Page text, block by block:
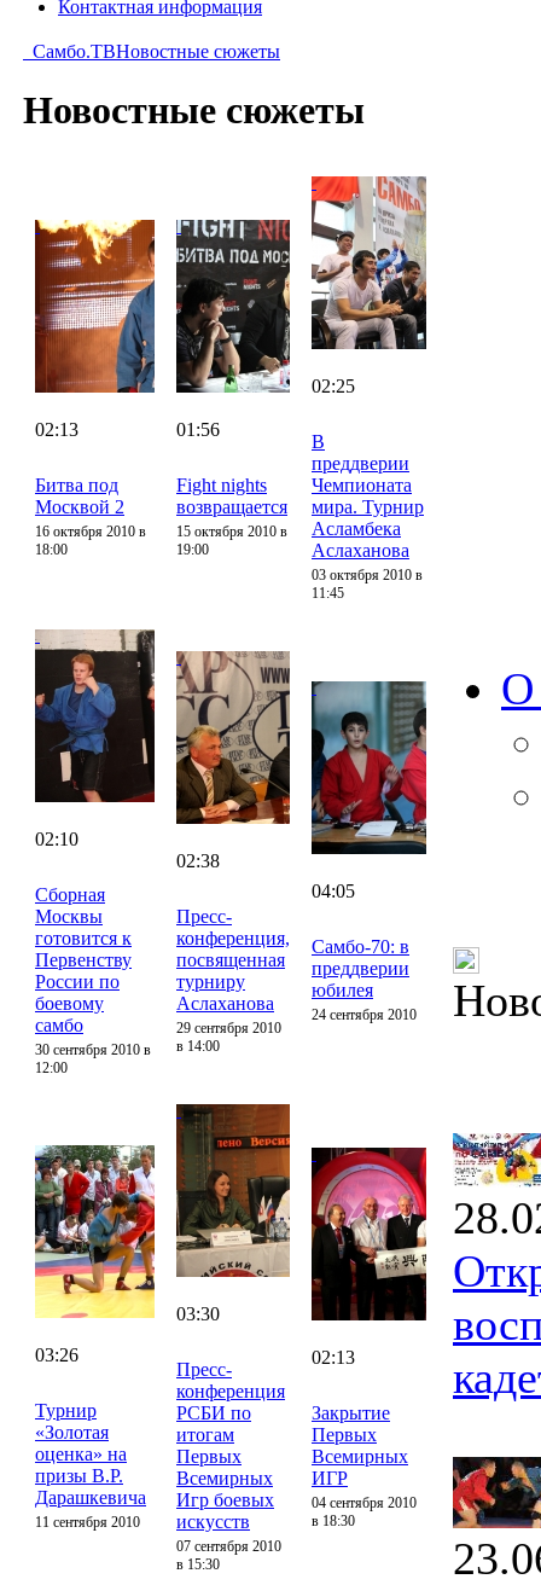
Контактная информация
Самбо.ТВНовостные сюжеты
Новостные сюжеты
02:13
Битва под
Москвой 2
16 октября 2010 в
18:00
01:56
Fight nights
возвращается
15 октября 2010 в
19:00
02:25
В
преддверии
Чемпионата
мира. Турнир
Асламбека
Аслаханова
03 октября 2010 в
11:45
02:10
Сборная
Москвы
готовится к
Первенству
России по
боевому
самбо
30 сентября 2010 в
12:00
02:38
Пресс-
конференция,
посвященная
турниру
Аслаханова
29 сентября 2010
в 14:00
04:05
Самбо-70: в
преддверии
юбилея
24 сентября 2010
03:26
Турнир
«Золотая
оценка» на
призы В.Р.
Дарашкевича
11 сентября 2010
03:30
Пресс-
конференция
РСБИ по
итогам
Первых
Всемирных
Игр боевых
искусств
07 сентября 2010
в 15:30
02:13
Закрытие
Первых
Всемирных
ИГР
04 сентября 2010
в 18:30
О